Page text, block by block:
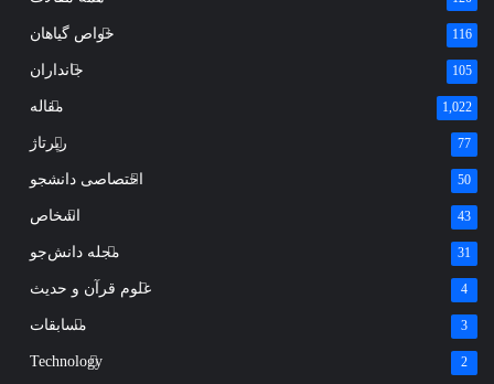
خواص گیاهان 116
جانداران 105
مقاله 1,022
رپرتاژ 77
اختصاصی دانشجو 50
اشخاص 43
مجله دانش‌جو 31
علوم قرآن و حدیث 4
مسابقات 3
Technology 2